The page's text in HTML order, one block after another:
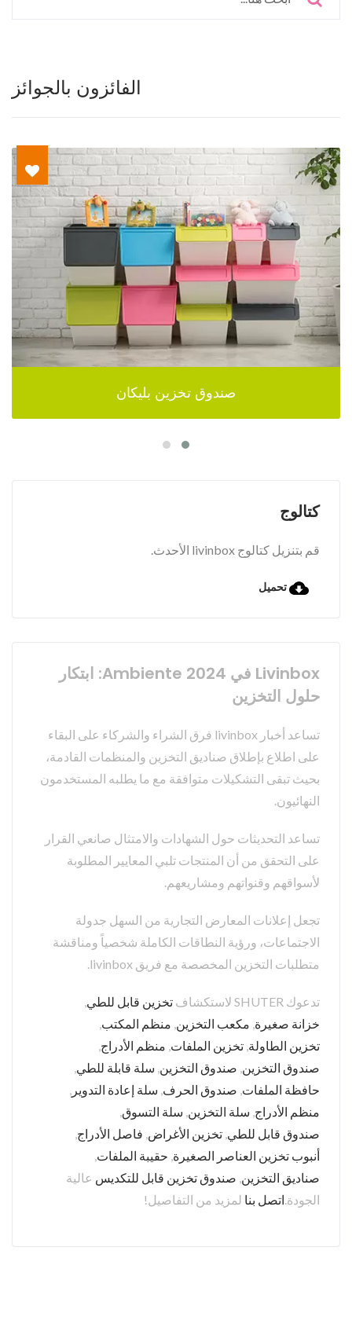
الفائزون بالجوائز
صندوق تخزين بليكان
كتالوج
قم بتنزيل كتالوج livinbox الأحدث.
تحميل
Livinbox في Ambiente 2024: ابتكار
حلول التخزين
تساعد أخبار livinbox فرق الشراء والشركاء على البقاء
على اطلاع بإطلاق صناديق التخزين والمنظمات القادمة،
بحيث تبقى التشكيلات متوافقة مع ما يطلبه المستخدمون
النهائيون.
تساعد التحديثات حول الشهادات والامتثال صانعي القرار
على التحقق من أن المنتجات تلبي المعايير المطلوبة
لأسواقهم وقنواتهم ومشاريعهم.
تجعل إعلانات المعارض التجارية من السهل جدولة
الاجتماعات، ورؤية النطاقات الكاملة شخصياً ومناقشة
متطلبات التخزين المخصصة مع فريق livinbox.
تدعوك SHUTER لاستكشاف تخزين قابل للطي
خزانة صغيرة مكعب التخزين منظم المكتب
تخزين الطاولة تخزين الملفات منظم الأدراج
صندوق التخزين صندوق التخزين سلة قابلة للطي
حافظة الملفات صندوق الحرف سلة إعادة التدوير
منظم الأدراج سلة التخزين سلة التسوق
صندوق قابل للطي تخزين الأغراض فاصل الأدراج
أنبوب تخزين العناصر الصغيرة حقيبة الملفات
صناديق التخزين صندوق تخزين قابل للتكديس عالية
الجودة. اتصل بنا لمزيد من التفاصيل!